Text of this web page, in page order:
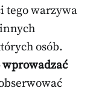
tego warzywa
osób.